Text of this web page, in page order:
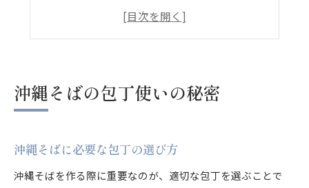
プロが教える沖縄そばの包丁テクニック
沖縄そばを支える包丁技術
沖縄そばの味を左右する包丁の使い方
沖縄そば作りに活かす包丁の歴史と技術
沖縄そばの包丁使いの秘密
沖縄そばに必要な包丁の選び方
沖縄そばを作る際に重要なのが、適切な包丁を選ぶことで